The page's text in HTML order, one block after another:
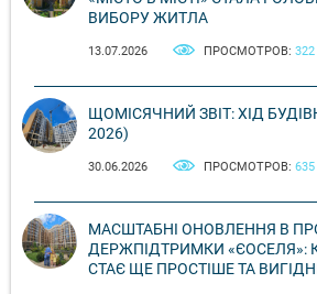
ВИБОРУ ЖИТЛА
13.07.2026 ПРОСМОТРОВ: 322
ЩОМІСЯЧНИЙ ЗВІТ: ХІД
2026)
30.06.2026 ПРОСМОТРОВ: 635
МАСШТАБНІ ОНОВЛЕННЯ В
ДЕРЖПІДТРИМКИ «ЄОСЕЛЯ»:
СТАЄ ЩЕ ПРОСТІШЕ ТА